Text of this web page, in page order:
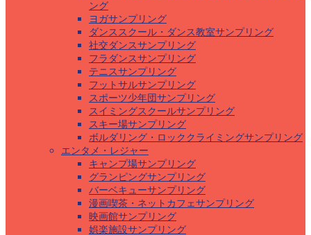
ング
ヨガサンプリング
ダンススクール・ダンス教室サンプリング
社交ダンスサンプリング
フラダンスサンプリング
テニスサンプリング
フットサルサンプリング
スポーツ少年団サンプリング
スイミングスクールサンプリング
スキー場サンプリング
ボルダリング・ロッククライミングサンプリング
エンタメ・レジャー
キャンプ場サンプリング
グランピングサンプリング
バーベキューサンプリング
漫画喫茶・ネットカフェサンプリング
映画館サンプリング
娯楽施設サンプリング